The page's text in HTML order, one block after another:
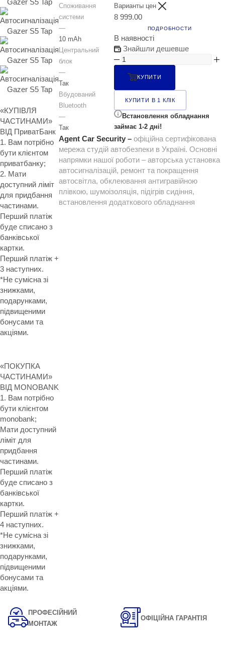
«КУПІВЛЯ
ЧАСТИНАМИ»
ВІД ПриватБанк
1. Вам потрібно
бути клієнтом
приватбанку;
2. Мати
доступний ліміт
для придбання
частинами.
Перший платіж
буде списано з
банківської
картки.
Перший платіж +
3 наступних.
*Не сумісна зі
знижками,
подарунками,
підвищеними
бонусами та
акціями.
«ПОКУПКА
ЧАСТИНАМИ»
ВІД MONOBANK
1. Вам потрібно
бути клієнтом
monobank;
Мати доступний
ліміт для
придбання
частинами.
Перший платіж
буде списано з
банківської
картки.
Перший платіж +
4 наступних.
*Не сумісна зі
знижками,
подарунками,
підвищеними
бонусами та
акціями.
Споживання
системи
—
10 mAh
Центральний
блок
—
Так
Вбудований
Bluetooth
—
Так
Варианты цен
8 999.00
ПОДРОБНОСТИ
В наявності
Знайшли дешевше
КУПИТИ
КУПИТИ В 1 КЛІК
Встановлення обладнання
займає 1-2 дні!
Agent Car Security – офіційна сертифікована
мережа студій автобезпеки в Україні. Основні
напрямки нашої роботи – авторська установка
автосигналізацій, ремонт та покращення
автосвітла, обклеювання антигравійною
плівкою, шумоізоляція, підігрів сидіння,
встановлення додаткового обладнання
ПРОФЕСІЙНИЙ
МОНТАЖ
ОФІЦІЙНА ГАРАНТІЯ